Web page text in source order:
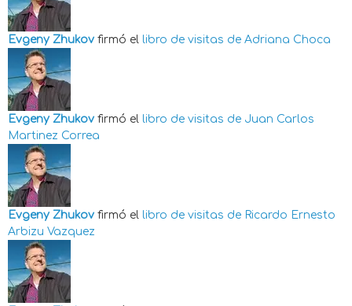
Evgeny Zhukov firmó el libro de visitas de Adriana Choca
Evgeny Zhukov firmó el libro de visitas de Juan Carlos
Martinez Correa
Evgeny Zhukov firmó el libro de visitas de Ricardo Ernesto
Arbizu Vazquez